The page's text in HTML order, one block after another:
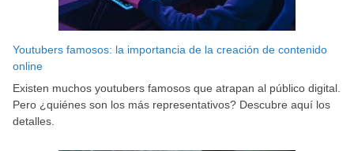
Youtubers famosos: la importancia de la creación de contenido
online
Existen muchos youtubers famosos que atrapan al público digital.
Pero ¿quiénes son los más representativos? Descubre aquí los
detalles.